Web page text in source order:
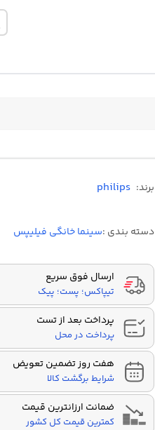
برند: philips
دسته بندی :سینما خانگی فیلیپس
ارسال فوق سریع
تیپاکس؛ پست؛ پیک
پرداخت بعد از تست
پرداخت در محل
هفت روز تضمین تعویض
شرایط برگشت کالا
ضمانت ارزانترین قیمت
کمترین قیمت کل کشور